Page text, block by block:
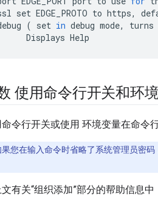
set EDGE_PROTO to https,
( set in debug mode, turns
Displays Help
使用命令行开关和环
令行开关或使用 环境变量在命令
果您在输入命令时省略了系统管理员密码
有关“组织添加”部分的帮助信息